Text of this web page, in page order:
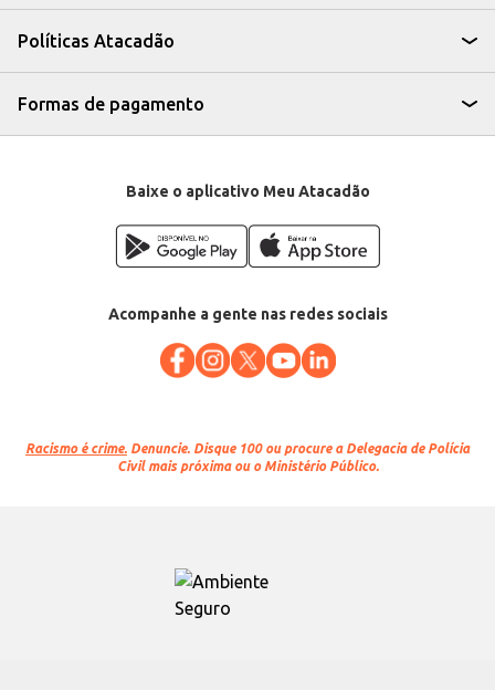
Políticas Atacadão
Formas de pagamento
Baixe o aplicativo Meu Atacadão
Acompanhe a gente nas redes sociais
Racismo é crime. Denuncie. Disque 100 ou procure a Delegacia de Polícia
Civil mais próxima ou o Ministério Público.